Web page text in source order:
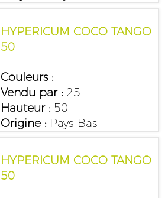
HYPERICUM COCO TANGO
50
Couleurs :
Vendu par :25
Hauteur :50
Origine :Pays-Bas
HYPERICUM COCO TANGO
50